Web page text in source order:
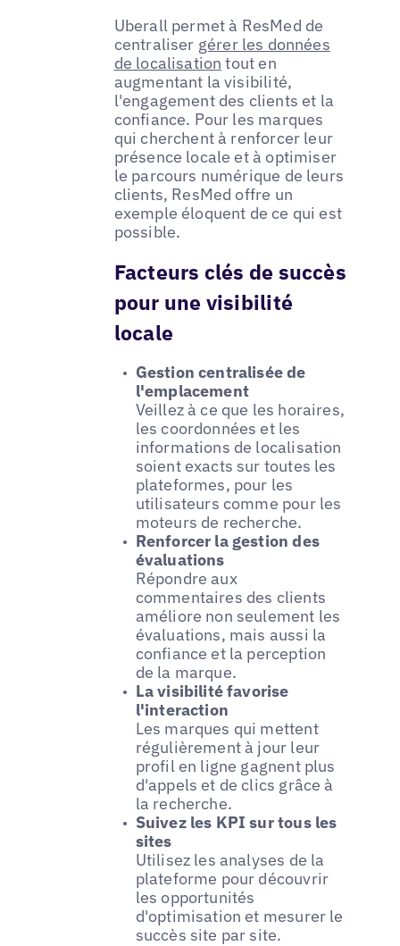
Uberall permet à ResMed de
centraliser gérer les données
de localisation tout en
augmentant la visibilité,
l'engagement des clients et la
confiance. Pour les marques
qui cherchent à renforcer leur
présence locale et à optimiser
le parcours numérique de leurs
clients, ResMed offre un
exemple éloquent de ce qui est
possible.
Facteurs clés de succès
pour une visibilité
locale
Gestion centralisée de
l'emplacement
Veillez à ce que les horaires,
les coordonnées et les
informations de localisation
soient exacts sur toutes les
plateformes, pour les
utilisateurs comme pour les
moteurs de recherche.
Renforcer la gestion des
évaluations
Répondre aux
commentaires des clients
améliore non seulement les
évaluations, mais aussi la
confiance et la perception
de la marque.
La visibilité favorise
l'interaction
Les marques qui mettent
régulièrement à jour leur
profil en ligne gagnent plus
d'appels et de clics grâce à
la recherche.
Suivez les KPI sur tous les
sites
Utilisez les analyses de la
plateforme pour découvrir
les opportunités
d'optimisation et mesurer le
succès site par site.